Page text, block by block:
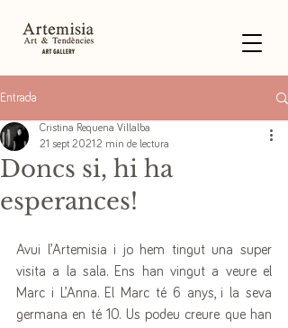
Entrada
Doncs si, hi ha
esperances!
Cristina Requena Villalba
21 sept 2021 2 min de lectura
Avui l’Artemisia i jo hem tingut una super
visita a la sala. Ens han vingut a veure el
Marc i L’Anna. El Marc té 6 anys, i la seva
germana en té 10. Us podeu creure que han